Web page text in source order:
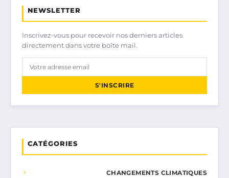
NEWSLETTER
Inscrivez-vous pour recevoir nos derniers articles
directement dans votre boîte mail.
S'INSCRIRE
CATÉGORIES
CHANGEMENTS CLIMATIQUES